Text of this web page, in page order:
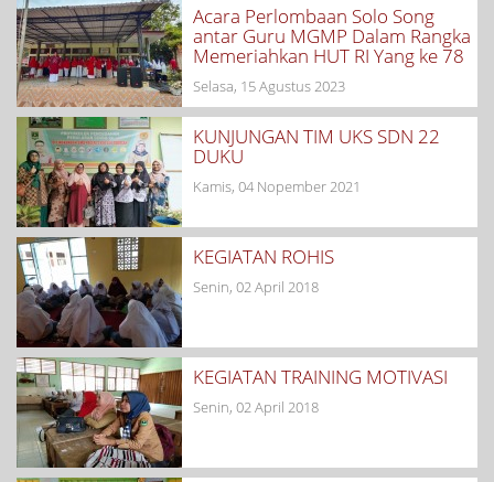
Acara Perlombaan Solo Song
antar Guru MGMP Dalam Rangka
Memeriahkan HUT RI Yang ke 78
Selasa, 15 Agustus 2023
KUNJUNGAN TIM UKS SDN 22
DUKU
Kamis, 04 Nopember 2021
KEGIATAN ROHIS
Senin, 02 April 2018
KEGIATAN TRAINING MOTIVASI
Senin, 02 April 2018